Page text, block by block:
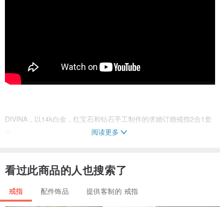
DIVINA，以14k白金，红宝石和钻石手工制作的求婚订婚戒指2合1套
•以黄金比例而设计
•设计简约优雅
•2合1戒指，环环紧扣
阅读更多
看过此商品的人也搜索了
戒指 配件饰品 提供客制的 戒指